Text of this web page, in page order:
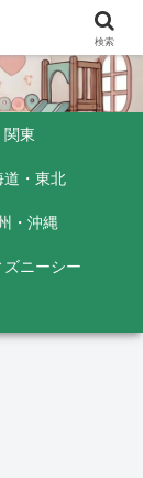
関東
道・東北
・沖縄
ニーシー
検索